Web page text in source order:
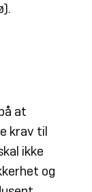
at
krav til
ikke
og